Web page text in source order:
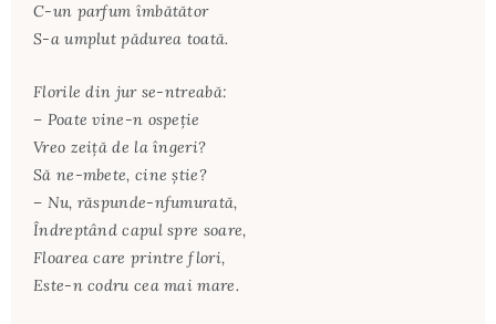
C-un parfum îmbătător
S-a umplut pădurea toată.
Florile din jur se-ntreabă:
– Poate vine-n ospeţie
Vreo zeiţă de la îngeri?
Să ne-mbete, cine ştie?
– Nu, răspunde-nfumurată,
Îndreptând capul spre soare,
Floarea care printre flori,
Este-n codru cea mai mare.